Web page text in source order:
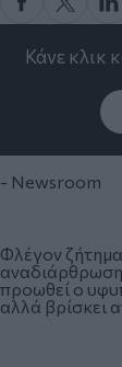
Κάνε κλικ
- Newsroom
Φλέγον ζήτημα
προωθεί ο
αλλά βρίσκει